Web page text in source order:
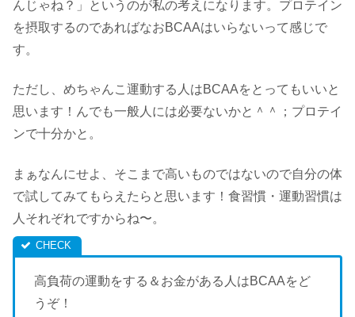
んじゃね？」というのが私の考えになります。プロテイン
を摂取するのであればなおBCAAはいらないって感じで
す。
ただし、めちゃんこ運動する人はBCAAをとってもいいと
思います！んでも一般人には必要ないかと＾＾；プロテイ
ンで十分かと。
まぁなんにせよ、そこまで高いものではないので自分の体
で試してみてもらえたらと思います！食習慣・運動習慣は
人それぞれですからね〜。
高負荷の運動をする＆お金がある人はBCAAをど
うぞ！